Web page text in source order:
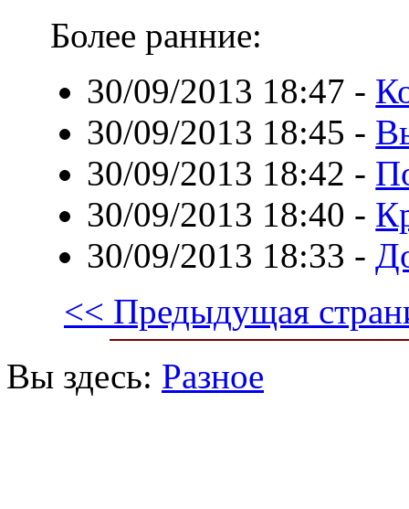
Более ранние:
30/09/2013 18:47 -
30/09/2013 18:45 -
30/09/2013 18:42 -
30/09/2013 18:40 -
30/09/2013 18:33 -
<< Предыдущая
Вы здесь: Разное